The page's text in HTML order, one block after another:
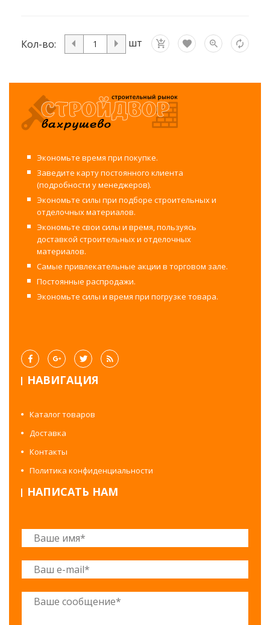
Кол-во: шт
Экономьте время при покупке.
Заведите карту постоянного клиента
(подробности у менеджеров).
Экономьте силы при подборе строительных и
отделочных материалов.
Экономьте свои силы и время, пользуясь
доставкой строительных и отделочных
материалов.
Самые привлекательные акции в торговом зале.
Постоянные распродажи.
Экономьте силы и время при погрузке товара.
НАВИГАЦИЯ
Каталог товаров
Доставка
Контакты
Политика конфиденциальности
НАПИСАТЬ НАМ